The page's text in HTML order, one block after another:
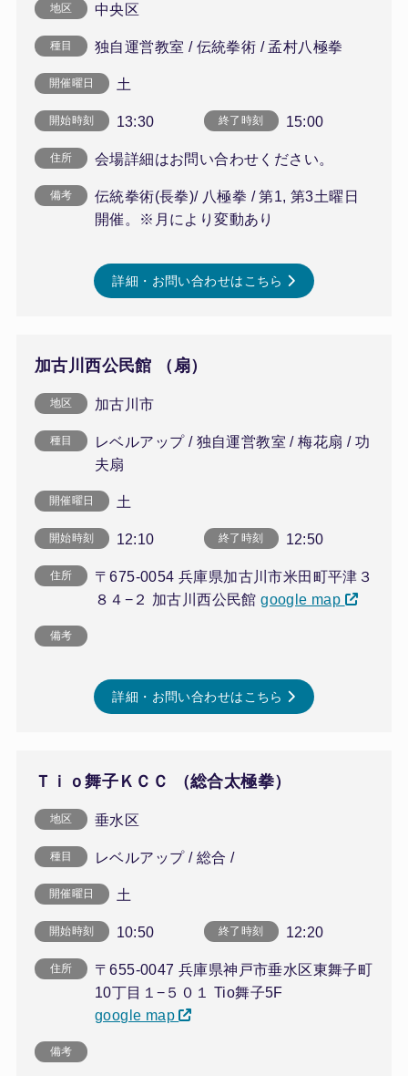
地区 中央区
種目 独自運営教室 / 伝統拳術 / 孟村八極拳
開催曜日 土
開始時刻 13:30 終了時刻 15:00
住所 会場詳細はお問い合わせください。
備考
伝統拳術(長拳)/ 八極拳 / 第1, 第3土曜日
開催。※月により変動あり
詳細・お問い合わせはこちら
加古川西公民館 （扇）
地区 加古川市
種目
レベルアップ / 独自運営教室 / 梅花扇 / 功
夫扇
開催曜日 土
開始時刻 12:10 終了時刻 12:50
住所
〒675-0054 兵庫県加古川市米田町平津３
８４−２ 加古川西公民館google map
備考
詳細・お問い合わせはこちら
Ｔｉｏ舞子ＫＣＣ （総合太極拳）
地区 垂水区
種目 レベルアップ / 総合 /
開催曜日 土
開始時刻 10:50 終了時刻 12:20
住所
〒655-0047 兵庫県神戸市垂水区東舞子町
10丁目１−５０１ Tio舞子5F
google map
備考